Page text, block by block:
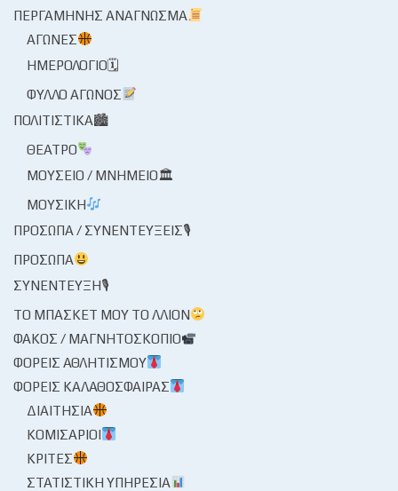
ΠΕΡΓΑΜΗΝΉΣ ΑΝΆΓΝΩΣΜΑ
ΑΓΏΝΕΣ
ΗΜΕΡΟΛΌΓΙΟ🗓
ΦΎΛΛΟ ΑΓΏΝΟΣ
ΠΟΛΙΤΙΣΤΙΚΆ🏙
ΘΈΑΤΡΟ
ΜΟΥΣΕΊΟ / ΜΝΗΜΕΊΟ🏛
ΜΟΥΣΙΚΉ
ΠΡΌΣΩΠΑ / ΣΥΝΕΝΤΕΎΞΕΙΣ🎙
ΠΡΌΣΩΠΑ
ΣΥΝΈΝΤΕΥΞΗ🎙
ΤΟ ΜΠΆΣΚΕΤ ΜΟΥ ΤΟ ΛΛΊΟΝ
ΦΑΚΌΣ / ΜΑΓΝΗΤΟΣΚΌΠΙΟ
ΦΟΡΕΊΣ ΑΘΛΗΤΙΣΜΟΎ
ΦΟΡΕΊΣ ΚΑΛΑΘΌΣΦΑΙΡΑΣ
ΔΙΑΙΤΗΣΊΑ
ΚΟΜΙΣΆΡΙΟΙ
ΚΡΙΤΈΣ
ΣΤΑΤΙΣΤΙΚΉ ΥΠΗΡΕΣΊΑ